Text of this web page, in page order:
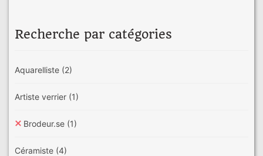
Recherche par catégories
Aquarelliste (2)
Artiste verrier (1)
Brodeur.se (1)
Céramiste (4)